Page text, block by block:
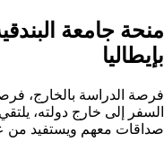
منحة جامعة
بإيطاليا
فرصة الدراسة بالخارج،
السفر إلى خارج دولته،
صداقات معهم ويستفيد من